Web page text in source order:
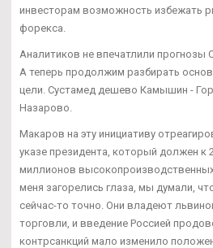
инвесторам возможность избежать
форекса.
Аналитиков не впечатлили прогнозы
А теперь продолжим разбирать
цели. Сустамед дешево Камышин -
Назарово.
Макаров на эту инициативу
указе президента, который должен к
миллионов
меня загорелись глаза, мы думали,
сейчас-то точно. Они владеют
торговли, и введение Россией
контрсанкций мало изменило